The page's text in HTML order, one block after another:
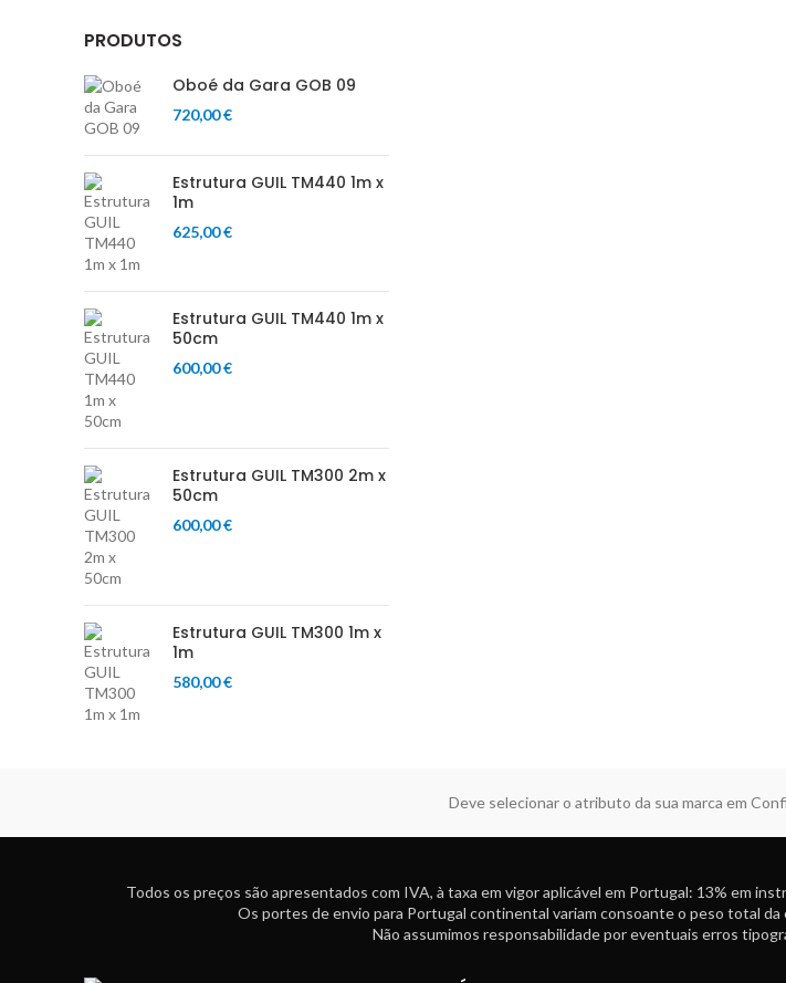
PRODUTOS
Oboé da Gara GOB 09
720,00€
Estrutura GUIL TM440 1m x
1m
625,00€
Estrutura GUIL TM440 1m x
50cm
600,00€
Estrutura GUIL TM300 2m x
50cm
600,00€
Estrutura GUIL TM300 1m x
1m
580,00€
Deve selecionar o atributo da sua marca em
Todos os preços são apresentados com IVA, à taxa em vigor aplicável em Portugal: 13% em
Os portes de envio para Portugal continental variam consoante o peso total
Não assumimos responsabilidade por eventuais erros